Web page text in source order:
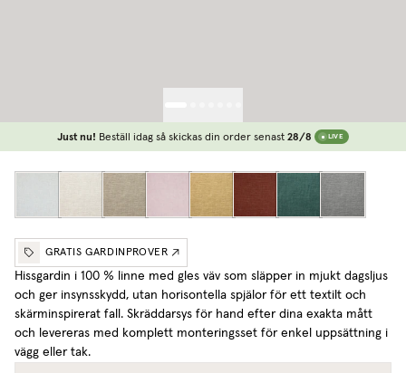
Just nu! Beställ idag så skickas din order senast 28/8 LIVE
GRATIS GARDINPROVER
Hissgardin i 100 % linne med gles väv som släpper in mjukt dagsljus
och ger insynsskydd, utan horisontella spjälor för ett textilt och
skärminspirerat fall. Skräddarsys för hand efter dina exakta mått
och levereras med komplett monteringsset för enkel uppsättning i
vägg eller tak.